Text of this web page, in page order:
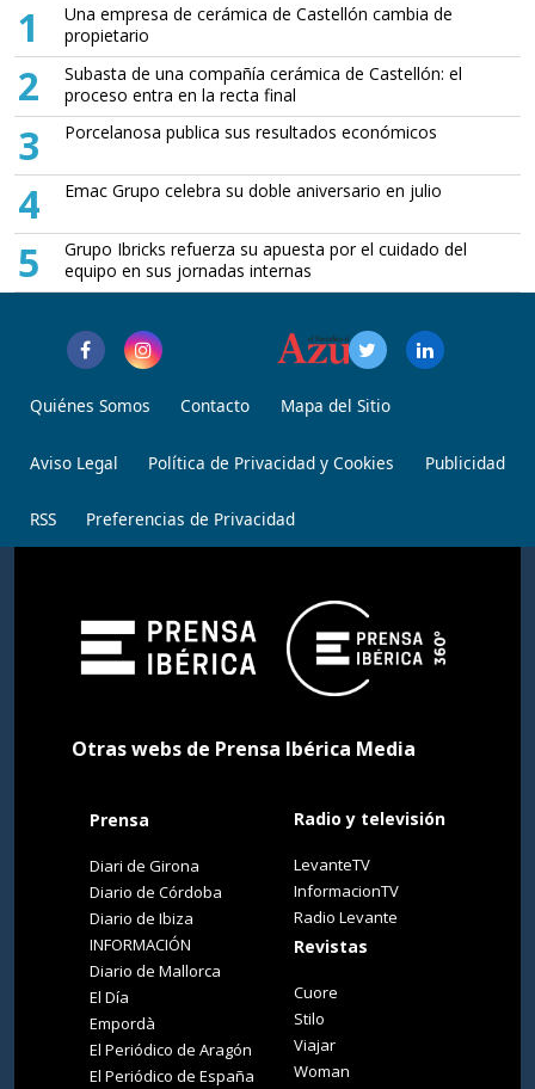
1
Una empresa de cerámica de Castellón cambia de
propietario
2
Subasta de una compañía cerámica de Castellón: el
proceso entra en la recta final
3 Porcelanosa publica sus resultados económicos
4 Emac Grupo celebra su doble aniversario en julio
5
Grupo Ibricks refuerza su apuesta por el cuidado del
equipo en sus jornadas internas
Quiénes Somos Contacto Mapa del Sitio
Aviso Legal Política de Privacidad y Cookies Publicidad
RSS Preferencias de Privacidad
Otras webs de Prensa Ibérica Media
Prensa
Diari de Girona
Diario de Córdoba
Diario de Ibiza
INFORMACIÓN
Diario de Mallorca
El Día
Empordà
El Periódico de Aragón
El Periódico de España
Radio y televisión
LevanteTV
InformacionTV
Radio Levante
Revistas
Cuore
Stilo
Viajar
Woman